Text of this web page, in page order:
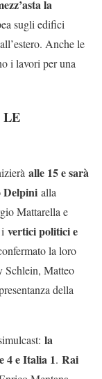
la
sugli edifici
Anche le
i lavori per una
alle 15 e sarà
Delpini alla
Mattarella e
i vertici politici e
la loro
Schlein, Matteo
della
la
4 e Italia 1. Rai